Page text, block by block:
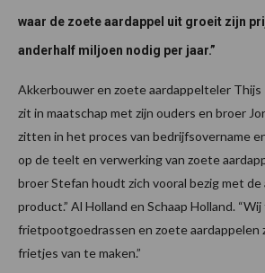
waar de zoete aardappel uit groeit zijn
anderhalf miljoen nodig per jaar.”
Akkerbouwer en zoete aardappelteler Thijs
zit in maatschap met zijn ouders en broer
zitten in het proces van bedrijfsovername
op de teelt en verwerking van zoete
broer Stefan houdt zich vooral bezig met
product.” Al Holland en Schaap Holland.
frietpootgoedrassen en zoete aardappelen
frietjes van te maken.”